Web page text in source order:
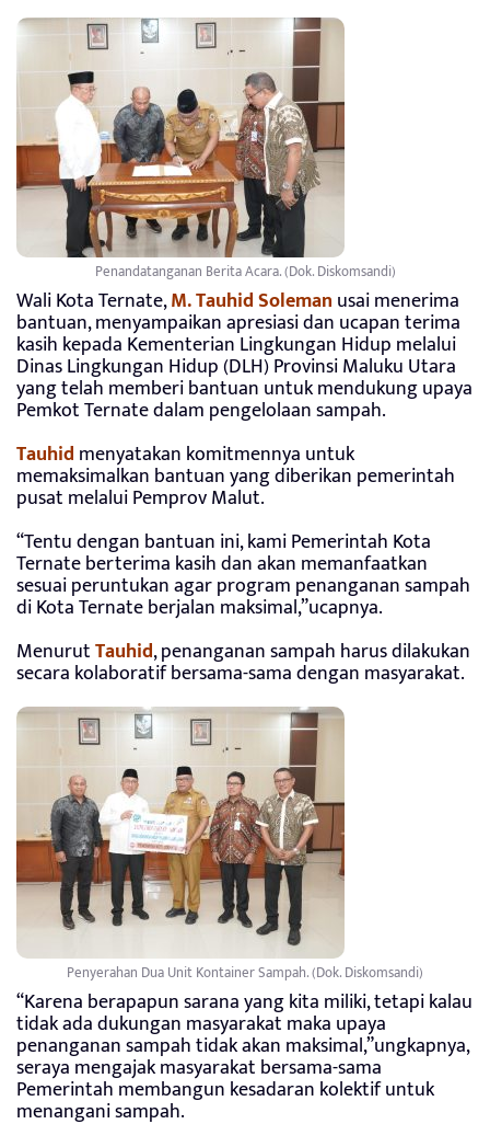
Penandatanganan Berita Acara. (Dok. Diskomsandi)
Wali Kota Ternate,M. Tauhid Soleman usai menerima
bantuan, menyampaikan apresiasi dan ucapan terima
kasih kepada Kementerian Lingkungan Hidup melalui
Dinas Lingkungan Hidup (DLH) Provinsi Maluku Utara
yang telah memberi bantuan untuk mendukung upaya
Pemkot Ternate dalam pengelolaan sampah.
Tauhid menyatakan komitmennya untuk
memaksimalkan bantuan yang diberikan pemerintah
pusat melalui Pemprov Malut.
“Tentu dengan bantuan ini, kami Pemerintah Kota
Ternate berterima kasih dan akan memanfaatkan
sesuai peruntukan agar program penanganan sampah
di Kota Ternate berjalan maksimal,”ucapnya.
MenurutTauhid, penanganan sampah harus dilakukan
secara kolaboratif bersama-sama dengan masyarakat.
Penyerahan Dua Unit Kontainer Sampah. (Dok. Diskomsandi)
“Karena berapapun sarana yang kita miliki, tetapi kalau
tidak ada dukungan masyarakat maka upaya
penanganan sampah tidak akan maksimal,”ungkapnya,
seraya mengajak masyarakat bersama-sama
Pemerintah membangun kesadaran kolektif untuk
menangani sampah.